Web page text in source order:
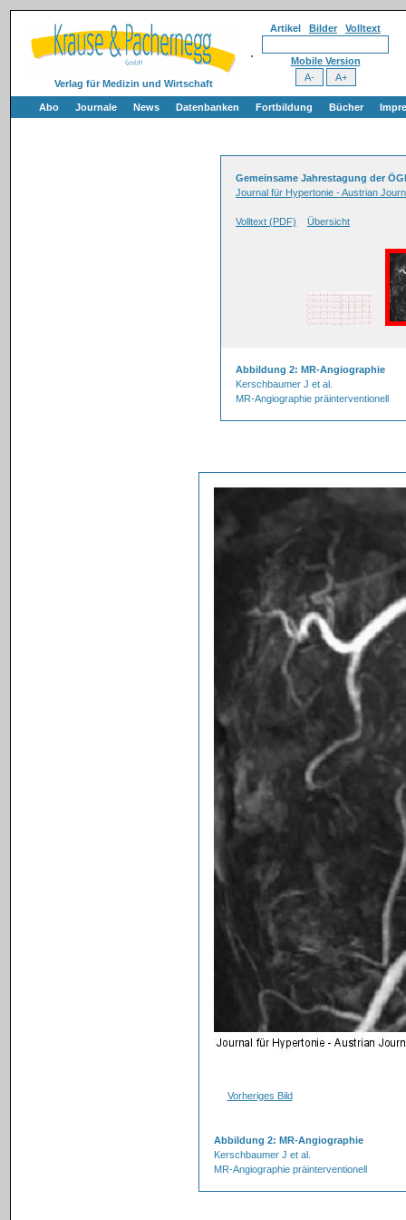
Verlag für Medizin und Wirtschaft
Artikel Bilder Volltext
Mobile Version
Abo Journale News Datenbanken Fortbildung Bücher
Gemeinsame Jahrestagung der
Journal für Hypertonie - Austrian
Volltext (PDF) Übersicht
Abbildung 2: MR-Angiographie
Kerschbaumer J et al.
MR-Angiographie präinterventionell
Vorheriges Bild
Abbildung 2: MR-Angiographie
Kerschbaumer J et al.
MR-Angiographie präinterventionell